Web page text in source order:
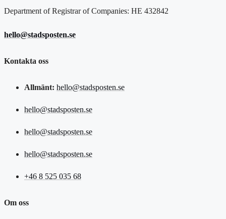
Department of Registrar of Companies: HE 432842
hello@stadsposten.se
Kontakta oss
Allmänt: hello@stadsposten.se
hello@stadsposten.se
hello@stadsposten.se
hello@stadsposten.se
+46 8 525 035 68
Om oss